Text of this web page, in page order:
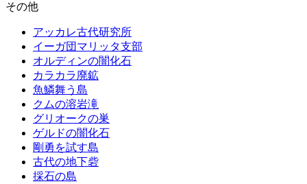
その他
アッカレ古代研究所
イーガ団マリッタ支部
オルディンの闇化石
カラカラ廃鉱
魚鱗舞う島
クムの溶岩滝
グリオークの巣
ゲルドの闇化石
剛勇を試す島
古代の地下砦
採石の島